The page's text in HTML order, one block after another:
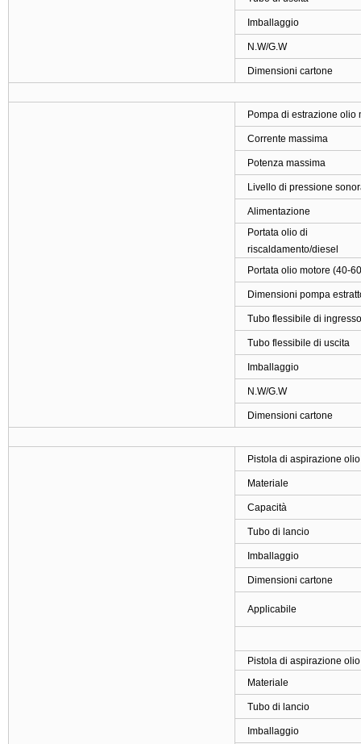
Imballaggio
N.W/G.W
Dimensioni cartone
Pompa di estrazione olio
Corrente massima
Potenza massima
Livello di pressione
Alimentazione
Portata olio di
riscaldamento/diesel
Portata olio motore (40-
Dimensioni pompa
Tubo flessibile di ingresso
Tubo flessibile di uscita
Imballaggio
N.W/G.W
Dimensioni cartone
Pistola di aspirazione
Materiale
Capacità
Tubo di lancio
Imballaggio
Dimensioni cartone
Applicabile
Pistola di aspirazione
Materiale
Tubo di lancio
Imballaggio